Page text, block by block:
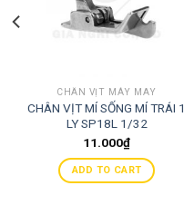
CHÂN VỊT MÁY MAY
CHÂN VỊT MÍ SỐNG MÍ TRÁI 1
LY SP18L 1/32
11.000₫
ADD TO CART